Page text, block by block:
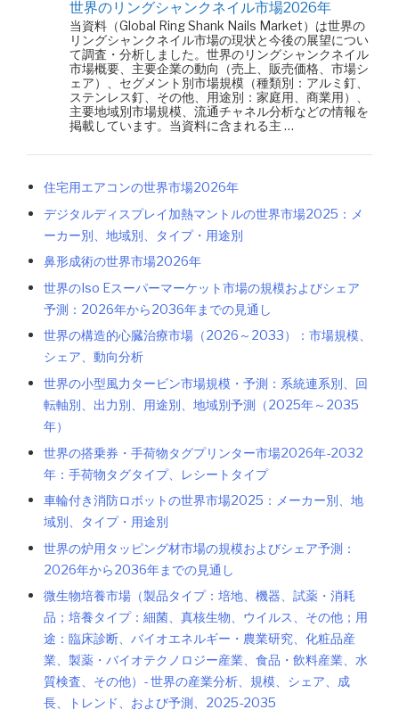
世界のリングシャンクネイル市場2026年
当資料（Global Ring Shank Nails Market）は世界の
リングシャンクネイル市場の現状と今後の展望につい
て調査・分析しました。世界のリングシャンクネイル
市場概要、主要企業の動向（売上、販売価格、市場シ
ェア）、セグメント別市場規模（種類別：アルミ釘、
ステンレス釘、その他、用途別：家庭用、商業用）、
主要地域別市場規模、流通チャネル分析などの情報を
掲載しています。当資料に含まれる主 …
住宅用エアコンの世界市場2026年
デジタルディスプレイ加熱マントルの世界市場2025：メ
ーカー別、地域別、タイプ・用途別
鼻形成術の世界市場2026年
世界のIso Eスーパーマーケット市場の規模およびシェア
予測：2026年から2036年までの見通し
世界の構造的心臓治療市場（2026～2033）：市場規模、
シェア、動向分析
世界の小型風力タービン市場規模・予測：系統連系別、回
転軸別、出力別、用途別、地域別予測（2025年～2035
年）
世界の搭乗券・手荷物タグプリンター市場2026年-2032
年：手荷物タグタイプ、レシートタイプ
車輪付き消防ロボットの世界市場2025：メーカー別、地
域別、タイプ・用途別
世界の炉用タッピング材市場の規模およびシェア予測：
2026年から2036年までの見通し
微生物培養市場（製品タイプ：培地、機器、試薬・消耗
品；培養タイプ：細菌、真核生物、ウイルス、その他；用
途：臨床診断、バイオエネルギー・農業研究、化粧品産
業、製薬・バイオテクノロジー産業、食品・飲料産業、水
質検査、その他）- 世界の産業分析、規模、シェア、成
長、トレンド、および予測、2025-2035